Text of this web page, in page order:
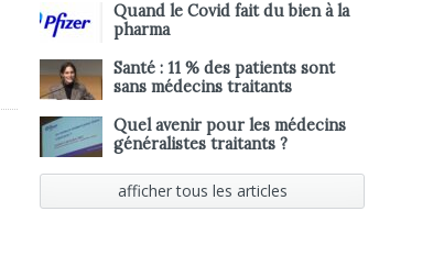
Quand le Covid fait du bien à la
pharma
Santé : 11 % des patients sont
sans médecins traitants
Quel avenir pour les médecins
généralistes traitants ?
afficher tous les articles